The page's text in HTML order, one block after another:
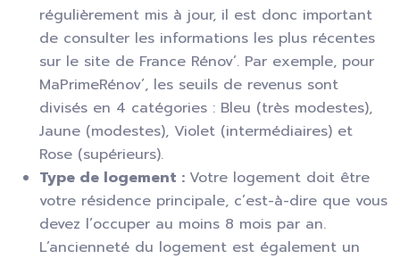
régulièrement mis à jour, il est donc important
de consulter les informations les plus récentes
sur le site de France Rénov’. Par exemple, pour
MaPrimeRénov’, les seuils de revenus sont
divisés en 4 catégories : Bleu (très modestes),
Jaune (modestes), Violet (intermédiaires) et
Rose (supérieurs).
Type de logement : Votre logement doit être
votre résidence principale, c’est-à-dire que vous
devez l’occuper au moins 8 mois par an.
L’ancienneté du logement est également un